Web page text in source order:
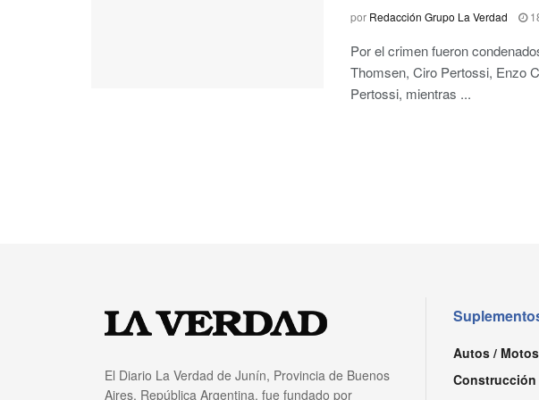
por Redacción Grupo La Verdad
Por el crimen fueron
Thomsen, Ciro Pertossi, Enzo
Pertossi, mientras ...
El Diario La Verdad de Junín, Provincia de Buenos
Aires, República Argentina, fue fundado por
Autos /
Construcción